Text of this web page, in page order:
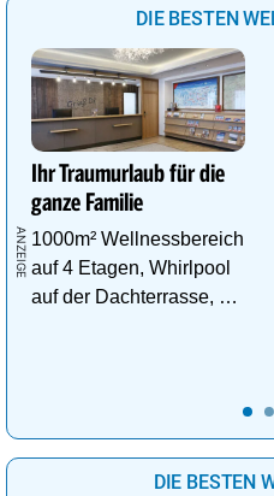
DIE BESTEN
Ihr Traumurlaub für die
ganze Familie
1000m² Wellnessbereich
auf 4 Etagen, Whirlpool
auf der Dachterrasse, 4
DIE BESTEN